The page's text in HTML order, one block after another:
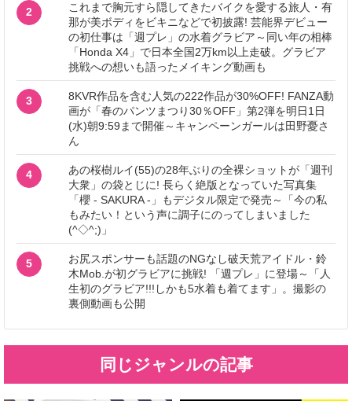
2
これまで胸元すら隠してきたバイクを愛する旅人・有
那が美ボディをビキニなどで初披露! 芸能界デビュー
の初仕事は「週プレ」の水着グラビア～同い年の相棒
「Honda X4」で日本全国2万km以上走破。グラビア
挑戦への想いも語ったメイキング動画も
3
8KVR作品を含む人気の222作品が30%OFF! FANZA動
画が「春のパンツまつり30％OFF」第2弾を明日1日
(水)朝9:59まで開催～キャンペーンガールは田野憂さ
ん
4
あの桜樹ルイ(55)の28年ぶりの全裸ショットが「週刊
大衆」の袋とじに! 長らく絶版となっていた写真集
「櫻 - SAKURA -」もデジタル限定で発売～「今の私
もみたい！という声に調子にのってしまいました
(^◇^;)」
5
お尻スポンサーも話題のNGなし破天荒アイドル・鈴
木Mob.が初グラビアに挑戦! 「週プレ」に登場～「人
生初のグラビア!!!しかも5水着も着てます」。撮影の
裏側動画も公開
同じジャンルの記事